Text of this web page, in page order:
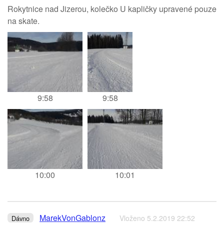
Rokytnice nad Jizerou, kolečko U kapličky upravené pouze
na skate.
9:58 9:58
10:00 10:01
Dávno MarekVonGablonz Vloženo 5.2.2019 22:52